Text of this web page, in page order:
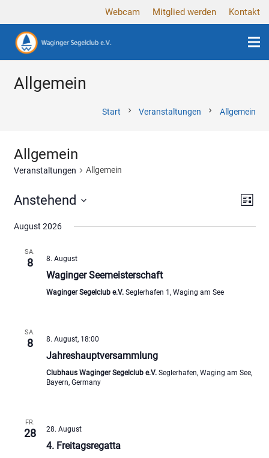
Webcam Mitglied werden Kontakt
Allgemein
Start chevron_right Veranstaltungen chevron_right Allgemein
Allgemein
Veranstaltungen Allgemein
Liste
Anstehend
wählen.
August 2026
SA.
8 8. August
Waginger Seemeisterschaft
Waginger Segelclub e.V. Seglerhafen 1, Waging am See
SA.
8 8. August, 18:00
Jahreshauptversammlung
Clubhaus Waginger Segelclub e.V. Seglerhafen, Waging am See,
Bayern, Germany
FR.
28 28. August
4. Freitagsregatta